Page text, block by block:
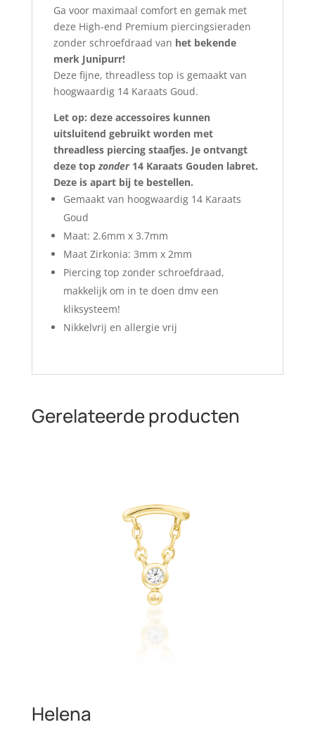
Ga voor maximaal comfort en gemak met
deze High-end Premium piercingsieraden
zonder schroefdraad van het bekende
merk Junipurr!
Deze fijne, threadless top is gemaakt van
hoogwaardig 14 Karaats Goud.
Let op: deze accessoires kunnen
uitsluitend gebruikt worden met
threadless piercing staafjes. Je ontvangt
deze topzonder14 Karaats Gouden labret.
Deze is apart bij te bestellen.
Gemaakt van hoogwaardig 14 Karaats
Goud
Maat: 2.6mm x 3.7mm
Maat Zirkonia: 3mm x 2mm
Piercing top zonder schroefdraad,
makkelijk om in te doen dmv een
kliksysteem!
Nikkelvrij en allergie vrij
Gerelateerde producten
Helena